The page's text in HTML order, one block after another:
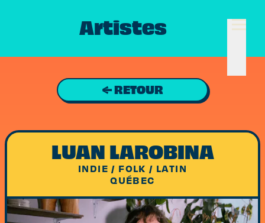
Artistes
← RETOUR
LUAN LAROBINA
INDIE / FOLK / LATIN
QUÉBEC